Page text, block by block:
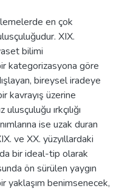
en çok
XIX.
bilimi
kategorizasyona göre
dışlayan, bireysel iradeye
kavrayış üzerine
ırkçılığı
ise uzak duran
ve XX. yüzyıllardaki
bir ideal-tip olarak
ön sürülen yaygın
yaklaşım benimsenecek,